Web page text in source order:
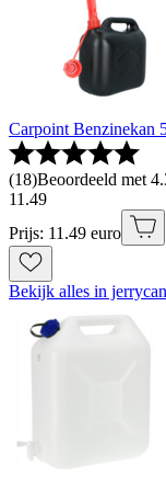
Carpoint Benzinekan
(18)Beoordeeld met
11 .49
Prijs: 11.49 euro
Bekijk alles in jerrycan